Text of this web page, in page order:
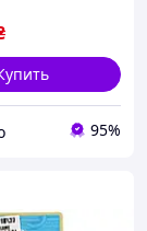
95%